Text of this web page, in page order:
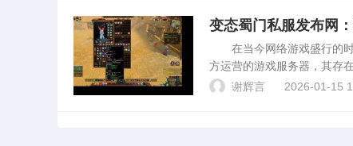
变态蜀门私服发布网
在当今网络游戏盛行的时
方运营的游戏服务器，其存
其背后的运营模式、影响以
谢辉言 2026-01-15